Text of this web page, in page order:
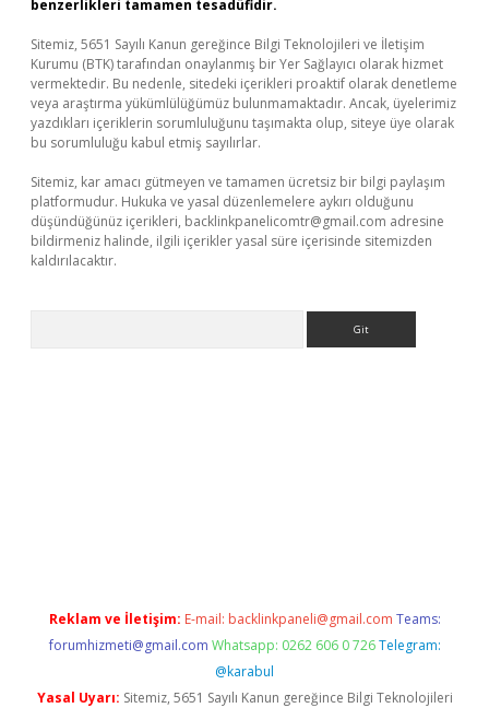
benzerlikleri tamamen tesadüfidir.
Sitemiz, 5651 Sayılı Kanun gereğince Bilgi Teknolojileri ve İletişim
Kurumu (BTK) tarafından onaylanmış bir Yer Sağlayıcı olarak hizmet
vermektedir. Bu nedenle, sitedeki içerikleri proaktif olarak denetleme
veya araştırma yükümlülüğümüz bulunmamaktadır. Ancak, üyelerimiz
yazdıkları içeriklerin sorumluluğunu taşımakta olup, siteye üye olarak
bu sorumluluğu kabul etmiş sayılırlar.
Sitemiz, kar amacı gütmeyen ve tamamen ücretsiz bir bilgi paylaşım
platformudur. Hukuka ve yasal düzenlemelere aykırı olduğunu
düşündüğünüz içerikleri, backlinkpanelicomtr@gmail.com adresine
bildirmeniz halinde, ilgili içerikler yasal süre içerisinde sitemizden
kaldırılacaktır.
Reklam ve İletişim: E-mail: backlinkpaneli@gmail.com Teams:
forumhizmeti@gmail.com Whatsapp: 0262 606 0 726 Telegram:
@karabul
Yasal Uyarı: Sitemiz, 5651 Sayılı Kanun gereğince Bilgi Teknolojileri